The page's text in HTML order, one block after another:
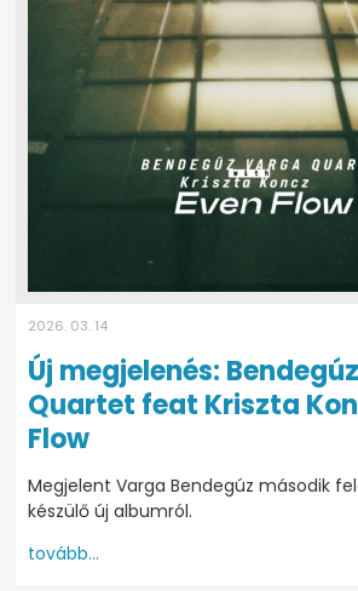
2026. 03. 14
Új megjelenés:
Quartet feat Kriszta
Flow
Megjelent Varga Bendegúz második
készülő új albumról.
tovább...